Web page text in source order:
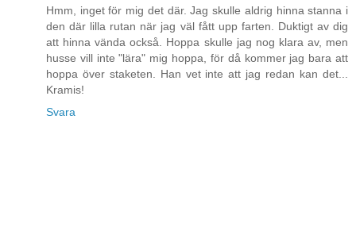
Hmm, inget för mig det där. Jag skulle aldrig hinna stanna i
den där lilla rutan när jag väl fått upp farten. Duktigt av dig
att hinna vända också. Hoppa skulle jag nog klara av, men
husse vill inte "lära" mig hoppa, för då kommer jag bara att
hoppa över staketen. Han vet inte att jag redan kan det...
Kramis!
Svara